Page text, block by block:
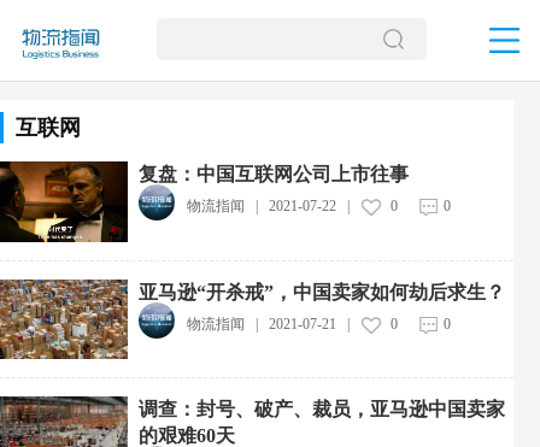
互联网
复盘：中国互联网公司上市往事
物流指闻 2021-07-22| 0 0
亚马逊“开杀戒”，中国卖家如何劫后求生？
物流指闻 | 2021-07-21 | 0 0
调查：封号、破产、裁员，亚马逊中国卖家
的艰难60天